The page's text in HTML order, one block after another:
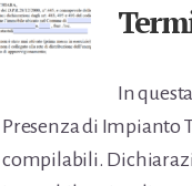
In
Presenza di Impianto
compilabili.